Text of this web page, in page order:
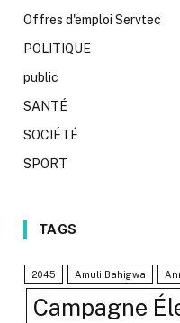
Offres d'emploi Servtec
POLITIQUE
public
SANTÉ
SOCIÉTÉ
SPORT
TAGS
2045 Amuli Bahigwa
Campagne